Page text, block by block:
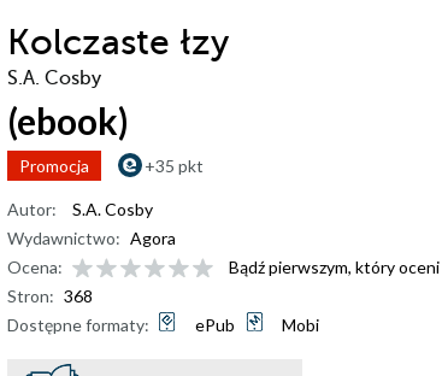
Kolczaste łzy
S.A. Cosby
(ebook)
Promocja +35 pkt
Autor:
S.A. Cosby
Wydawnictwo: Agora
Ocena:
Bądź pierwszym, który
Stron: 368
Dostępne formaty:
ePub Mobi